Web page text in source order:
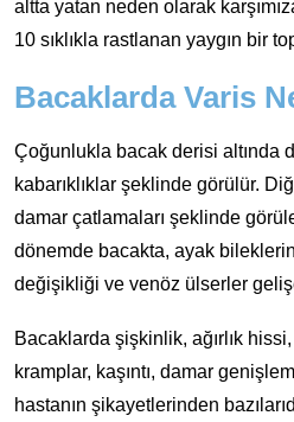
altta yatan neden olarak
10 sıklıkla rastlanan yaygın bir
Bacaklarda Varis
Çoğunlukla bacak derisi altında
kabarıklıklar şeklinde görülür.
damar çatlamaları şeklinde
dönemde bacakta, ayak
değişikliği ve venöz ülserler
Bacaklarda şişkinlik, ağırlık
kramplar, kaşıntı, damar
hastanın şikayetlerinden